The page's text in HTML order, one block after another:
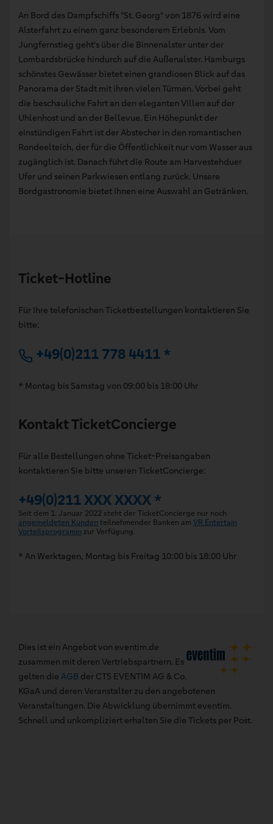
An Bord des Dampfschiffs "St. Georg" von 1876 wird eine
Alsterfahrt zu einem ganz besonderem Erlebnis. Vom
Jungfernstieg geht's über die Binnenalster unter der
Lombardsbrücke hindurch auf die Außenalster. Hamburgs
schönstes Gewässer bietet einen grandiosen Blick auf das
Panorama der Stadt mit ihren vielen Türmen. Vorbei geht
die beschauliche Fahrt an den eleganten Villen auf der
Uhlenhost und an der Bellevue. Ein Höhepunkt der
einstündigen Fahrt ist der Abstecher in den romantischen
Rondeelteich, der für die Öffentlichkeit nur vom Wasser aus
zugänglich ist. Danach führt die Route am Harvestehduer
Ufer und seinen Parkwiesen entlang zurück. Unsere
Bordgastronomie bietet Ihnen eine Auswahl an Getränken.
Ticket-Hotline
Für Ihre telefonischen Ticketbestellungen kontaktieren Sie
bitte:
+49(0)211 778 4411 *
* Montag bis Samstag von 09:00 bis 18:00 Uhr
Kontakt TicketConcierge
Für alle Bestellungen ohne Ticket-Preisangaben
kontaktieren Sie bitte unseren TicketConcierge:
+49(0)211 XXX XXXX *
Seit dem 1. Januar 2022 steht der TicketConcierge nur noch
angemeldeten Kunden teilnehmender Banken am VR Entertain
Vorteilsprogramm zur Verfügung.
* An Werktagen, Montag bis Freitag 10:00 bis 18:00 Uhr
Dies ist ein Angebot von eventim.de
zusammen mit deren Vertriebspartnern. Es
gelten die AGB der CTS EVENTIM AG & Co.
KGaA und deren Veranstalter zu den angebotenen
Veranstaltungen. Die Abwicklung übernimmt eventim.
Schnell und unkompliziert erhalten Sie die Tickets per Post.